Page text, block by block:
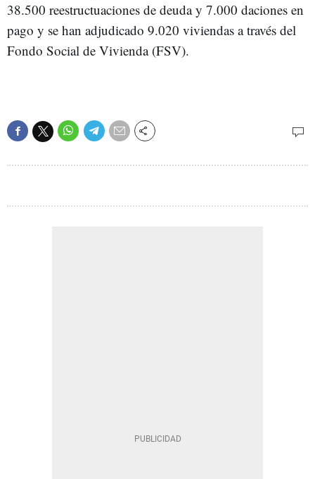
38.500 reestructuaciones de deuda y 7.000 daciones en
pago y se han adjudicado 9.020 viviendas a través del
Fondo Social de Vivienda (FSV).